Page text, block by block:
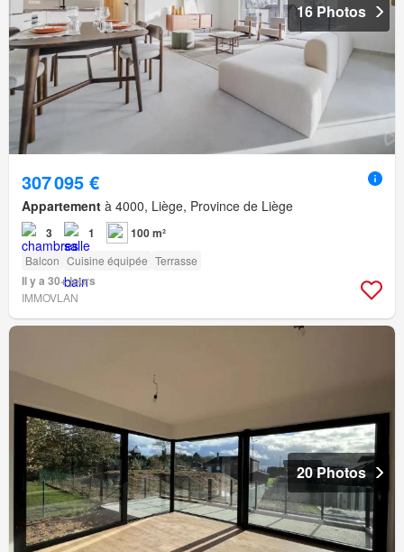
16 Photos
307 095 €
Appartement à 4000, Liège, Province de Liège
3 1 100 m²
Balcon Cuisine équipée Terrasse
Il y a 30+ jours
IMMOVLAN
20 Photos